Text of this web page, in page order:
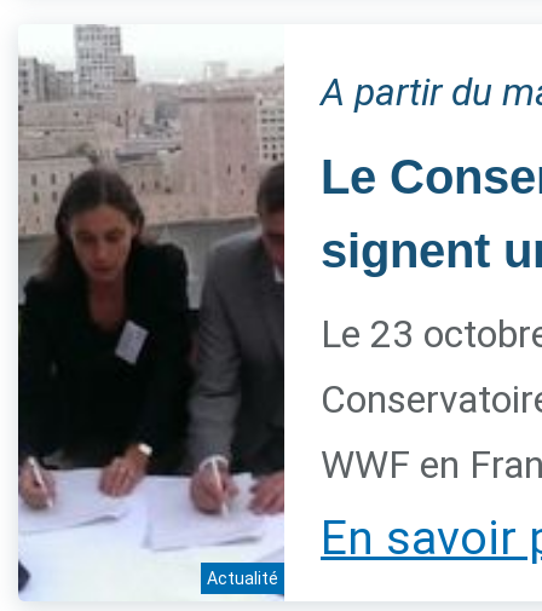
Actualité
A partir du
Le
signent
Le 23
WWF en
En savoir